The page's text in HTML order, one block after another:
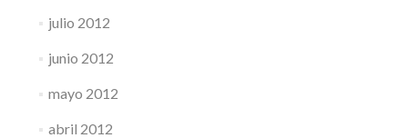
julio 2012
junio 2012
mayo 2012
abril 2012